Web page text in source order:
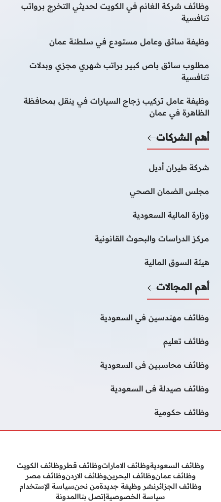
وظائف شركة الغانم في الكويت لحديثي التخرج برواتب
تنافسية
وظيفة سائق وعامل مستودع في سلطنة عمان
مطلوب سائق باص كبير براتب شهري مجزي وبدلات
تنافسية
وظيفة عامل تركيب زجاج السيارات في ينقل بمحافظة
الظاهرة في عمان
أهم الشركات
شركة طيران أديل
مجلس الضمان الصحي
وزارة المالية السعودية
مركز الدراسات والبحوث القانونية
هيئة السوق المالية
أهم المجالات
وظائف مهندسين في السعودية
وظائف تعليم
وظائف محاسبين فى السعودية
وظائف صيدلة فى السعودية
وظائف حكومية
وظائف السعوديةوظائف الاماراتوظائف قطروظائف الكويت
وظائف عمانوظائف البحرينوظائف الاردنوظائف مصر
وظائف الجزائرنشر وظيفة جديدةمن نحنسياسة الإستخدام
سياسة الخصوصيةإتصل بناالمدونة